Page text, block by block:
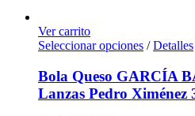
Ver carrito
Seleccionar opciones / Detalles
Bola Queso GARCÍA
Lanzas Pedro Ximénez